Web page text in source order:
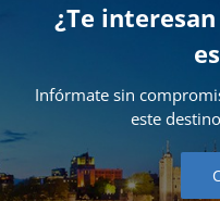
¿Te
Infórmate sin
este